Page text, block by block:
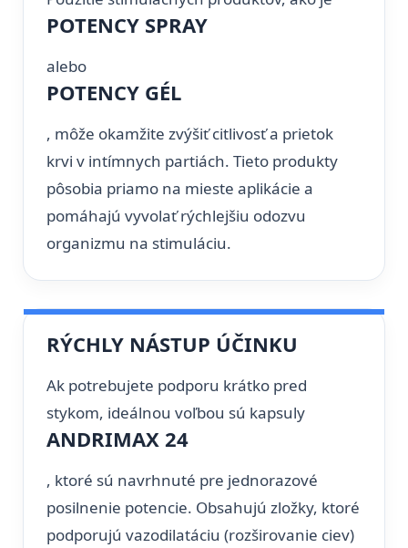
POTENCY SPRAY
alebo
POTENCY GÉL
, môže okamžite zvýšiť citlivosť a prietok
krvi v intímnych partiách. Tieto produkty
pôsobia priamo na mieste aplikácie a
pomáhajú vyvolať rýchlejšiu odozvu
organizmu na stimuláciu.
RÝCHLY NÁSTUP ÚČINKU
Ak potrebujete podporu krátko pred
stykom, ideálnou voľbou sú kapsuly
ANDRIMAX 24
, ktoré sú navrhnuté pre jednorazové
posilnenie potencie. Obsahujú zložky, ktoré
podporujú vazodilatáciu (rozširovanie ciev)